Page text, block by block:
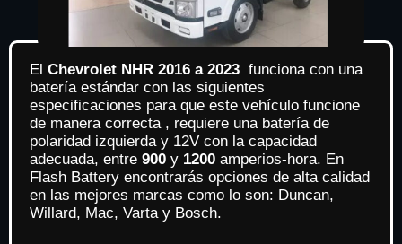
El Chevrolet NHR 2016 a 2023 funciona con una
batería estándar con las siguientes
especificaciones para que este vehículo funcione
de manera correcta , requiere una batería de
polaridad izquierda y 12V con la capacidad
adecuada, entre 900 y 1200 amperios-hora. En
Flash Battery encontrarás opciones de alta calidad
en las mejores marcas como lo son: Duncan,
Willard, Mac, Varta y Bosch.